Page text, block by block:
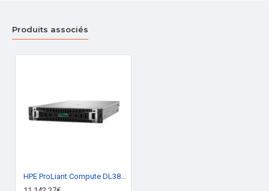
Produits associés
HPE ProLiant Compute DL380 Gen12 6505P 12c 1P 2x32GB-R 12LFF MR416i-o 2x8TB HDD 2x1000W PS EU Server